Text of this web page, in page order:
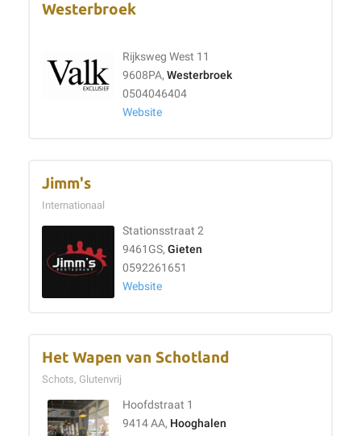
Westerbroek
Rijksweg West 11
9608PA, Westerbroek
0504046404
Website
Jimm's
Internationaal
Stationsstraat 2
9461GS, Gieten
0592261651
Website
Het Wapen van Schotland
Schots, Glutenvrij
Hoofdstraat 1
9414 AA, Hooghalen